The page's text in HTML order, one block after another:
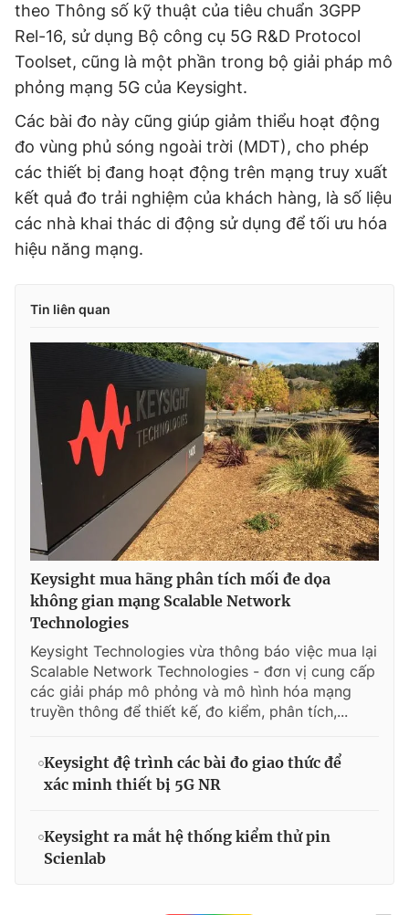
theo Thông số kỹ thuật của tiêu chuẩn 3GPP
Rel-16, sử dụng Bộ công cụ 5G R&D Protocol
Toolset, cũng là một phần trong bộ giải pháp mô
phỏng mạng 5G của Keysight.
Các bài đo này cũng giúp giảm thiểu hoạt động
đo vùng phủ sóng ngoài trời (MDT), cho phép
các thiết bị đang hoạt động trên mạng truy xuất
kết quả đo trải nghiệm của khách hàng, là số liệu
các nhà khai thác di động sử dụng để tối ưu hóa
hiệu năng mạng.
Tin liên quan
Keysight mua hãng phân tích mối đe dọa
không gian mạng Scalable Network
Technologies
Keysight Technologies vừa thông báo việc mua lại
Scalable Network Technologies - đơn vị cung cấp
các giải pháp mô phỏng và mô hình hóa mạng
truyền thông để thiết kế, đo kiểm, phân tích,...
Keysight đệ trình các bài đo giao thức để
xác minh thiết bị 5G NR
Keysight ra mắt hệ thống kiểm thử pin
Scienlab